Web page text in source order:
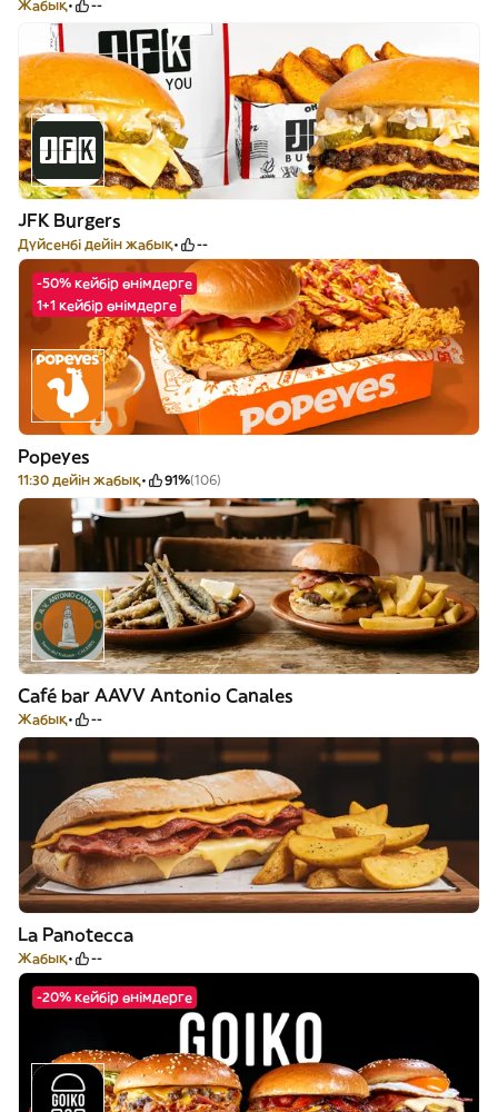
Жабық --
JFK Burgers
Дүйсенбі дейін жабық --
-50% кейбір өнімдерге
1+1 кейбір өнімдерге
Popeyes
11:30 дейін жабық 91%(106)
Café bar AAVV Antonio Canales
Жабық --
La Panotecca
Жабық --
-20% кейбір өнімдерге